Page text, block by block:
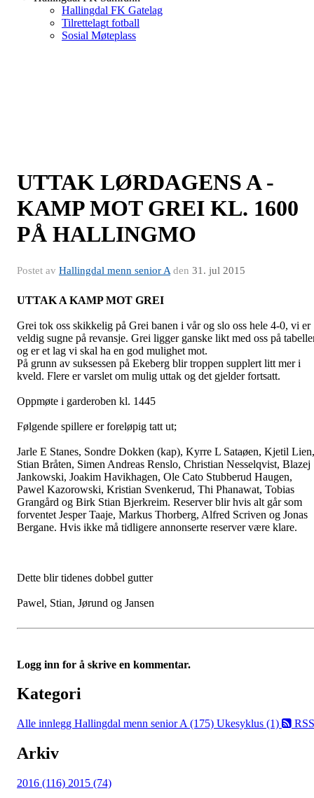
Hallingdal FK Gatelag
Tilrettelagt fotball
Sosial Møteplass
UTTAK LØRDAGENS A -
KAMP MOT GREI KL. 1600
PÅ HALLINGMO
Postet av Hallingdal menn senior A den 31. jul 2015
UTTAK A KAMP MOT GREI
Grei tok oss skikkelig på Grei banen i vår og slo oss hele 4-0, vi er
veldig sugne på revansje. Grei ligger ganske likt med oss på
og er et lag vi skal ha en god mulighet mot.
På grunn av suksessen på Ekeberg blir troppen supplert litt mer i
kveld. Flere er varslet om mulig uttak og det gjelder fortsatt.
Oppmøte i garderoben kl. 1445
Følgende spillere er foreløpig tatt ut;
Jarle E Stanes, Sondre Dokken (kap), Kyrre L Sataøen, Kjetil Lien,
Stian Bråten, Simen Andreas Renslo, Christian Nesselqvist, Blazej
Jankowski, Joakim Havikhagen, Ole Cato Stubberud Haugen,
Pawel Kazorowski, Kristian Svenkerud, Thi Phanawat, Tobias
Grangård og Birk Stian Bjerkreim. Reserver blir hvis alt går som
forventet Jesper Taaje, Markus Thorberg, Alfred Scriven og Jonas
Bergane. Hvis ikke må tidligere annonserte reserver være klare.
Dette blir tidenes dobbel gutter
Pawel, Stian, Jørund og Jansen
Logg inn for å skrive en kommentar.
Kategori
Alle innlegg Hallingdal menn senior A (175) Ukesyklus (1) RSS
Arkiv
2016 (116) 2015 (74)